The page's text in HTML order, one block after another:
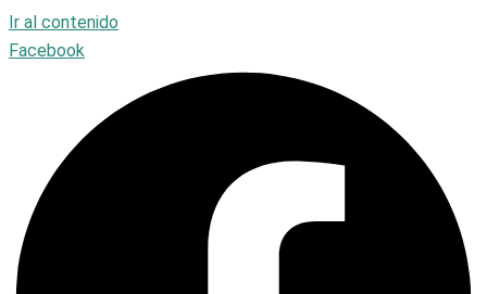
Ir al contenido
Facebook